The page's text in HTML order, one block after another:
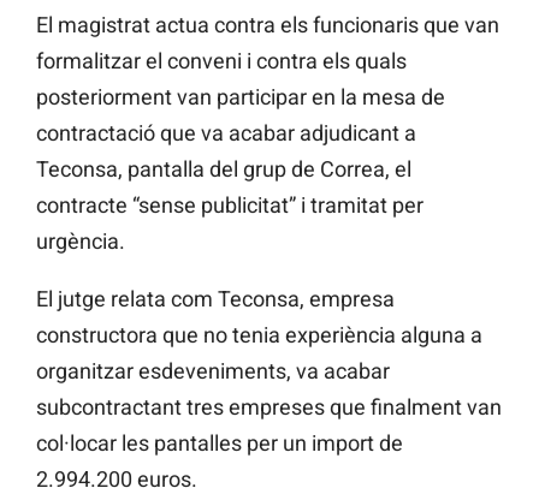
El magistrat actua contra els funcionaris que van
formalitzar el conveni i contra els quals
posteriorment van participar en la mesa de
contractació que va acabar adjudicant a
Teconsa, pantalla del grup de Correa, el
contracte “sense publicitat” i tramitat per
urgència.
El jutge relata com Teconsa, empresa
constructora que no tenia experiència alguna a
organitzar esdeveniments, va acabar
subcontractant tres empreses que finalment van
col·locar les pantalles per un import de
2.994.200 euros.